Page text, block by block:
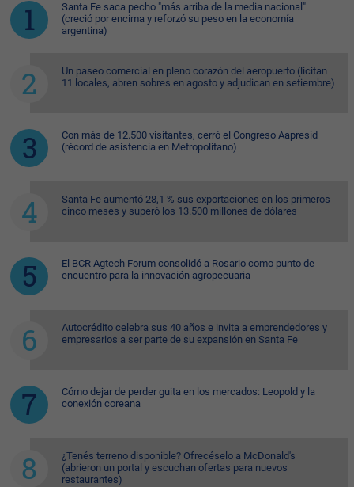
Santa Fe saca pecho "más arriba de la media nacional"
(creció por encima y reforzó su peso en la economía
argentina)
Un paseo comercial en pleno corazón del aeropuerto (licitan
11 locales, abren sobres en agosto y adjudican en setiembre)
Con más de 12.500 visitantes, cerró el Congreso Aapresid
(récord de asistencia en Metropolitano)
Santa Fe aumentó 28,1 % sus exportaciones en los primeros
cinco meses y superó los 13.500 millones de dólares
El BCR Agtech Forum consolidó a Rosario como punto de
encuentro para la innovación agropecuaria
Autocrédito celebra sus 40 años e invita a emprendedores y
empresarios a ser parte de su expansión en Santa Fe
Cómo dejar de perder guita en los mercados: Leopold y la
conexión coreana
¿Tenés terreno disponible? Ofrecéselo a McDonald's
(abrieron un portal y escuchan ofertas para nuevos
restaurantes)